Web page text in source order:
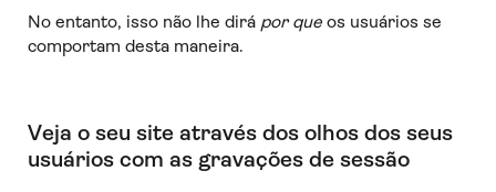
No entanto, isso não lhe dirá por queos usuários se
comportam desta maneira.
Veja o seu site através dos olhos dos seus
usuários com as gravações de sessão